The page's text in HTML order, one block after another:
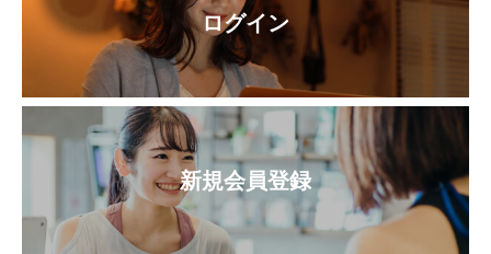
ログイン
新規会員登録